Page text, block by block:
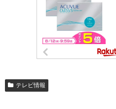
テレビ情報